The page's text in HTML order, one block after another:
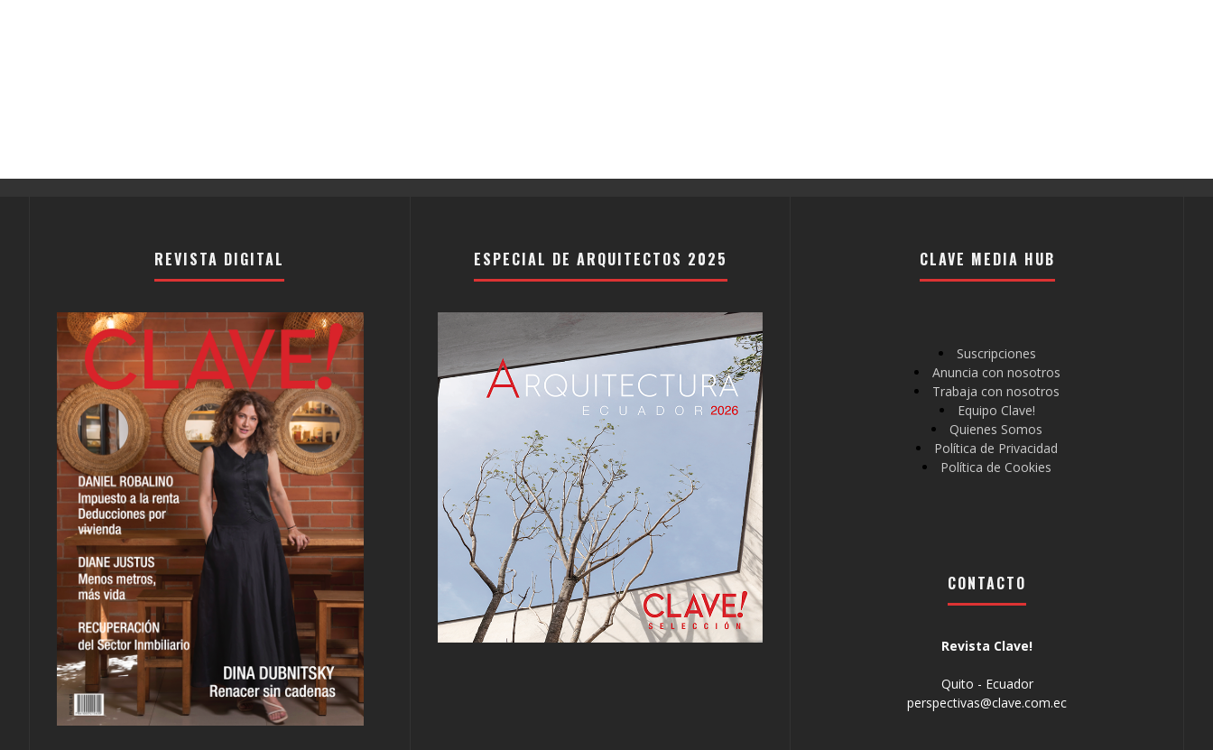
REVISTA DIGITAL ESPECIAL DE ARQUITECTOS 2025 CLAVE MEDIA HUB
Suscripciones
Anuncia con nosotros
Trabaja con nosotros
Equipo Clave!
Quienes Somos
Política de Privacidad
Política de Cookies
CONTACTO
Revista Clave!
Quito - Ecuador
perspectivas@clave.com.ec